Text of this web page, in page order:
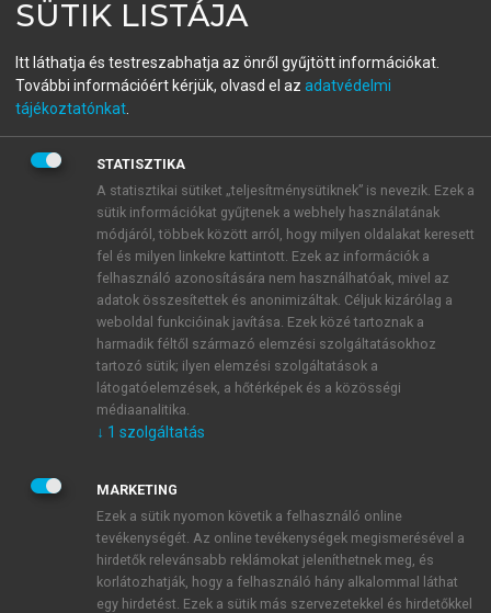
fiókoddal,vagy hozz létre új fiókot.
A regisztráció után apróbaidőszakautomatikusan
BELÉPÉS SAJÁT FIÓKKAL
ÚJ FIÓK LÉTREHOZÁSA
1 óra díjmentes hozzáférés
E-MAIL-CÍM
JELSZÓ
JELSZÓ ÚJRA
SÜTIK LISTÁJA
Itt láthatja és testreszabhatja az önről gyűjtött információkat.
További információért kérjük, olvasd el az adatvédelmi
tájékoztatónkat
STATISZTIKA
A statisztikai sütiket „teljesítménysütiknek” is nevezik. Ezek a
sütik információkat gyűjtenek a webhely használatának
módjáról, többek között arról, hogy milyen oldalakat keresett
fel és milyen linkekre kattintott. Ezek az információk a
felhasználó azonosítására nem használhatóak, mivel az
adatok összesítettek és anonimizáltak. Céljuk kizárólag a
weboldal funkcióinak javítása. Ezek közé tartoznak a
harmadik féltől származó elemzési szolgáltatásokhoz
tartozó sütik; ilyen elemzési szolgáltatások a
látogatóelemzések, a hőtérképek és a közösségi
médiaanalitika.
↓ 1 szolgáltatás
MARKETING
Ezek a sütik nyomon követik a felhasználó online
tevékenységét. Az online tevékenységek megismerésével a
hirdetők relevánsabb reklámokat jeleníthetnek meg, és
korlátozhatják, hogy a felhasználó hány alkalommal láthat
egy hirdetést. Ezek a sütik más szervezetekkel és hirdetőkkel